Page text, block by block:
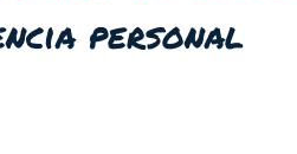
personal